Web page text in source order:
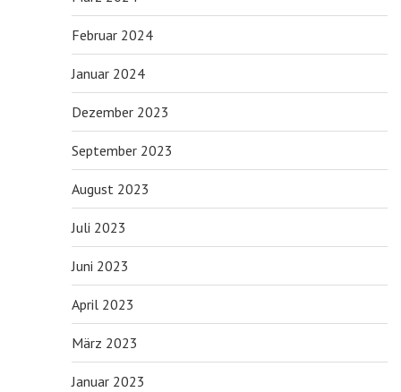
Februar 2024
Januar 2024
Dezember 2023
September 2023
August 2023
Juli 2023
Juni 2023
April 2023
März 2023
Januar 2023